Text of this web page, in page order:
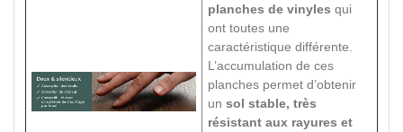
planches de vinyles qui
ont toutes une
caractéristique différente.
L’accumulation de ces
planches permet d’obtenir
un sol stable, très
résistant aux rayures et